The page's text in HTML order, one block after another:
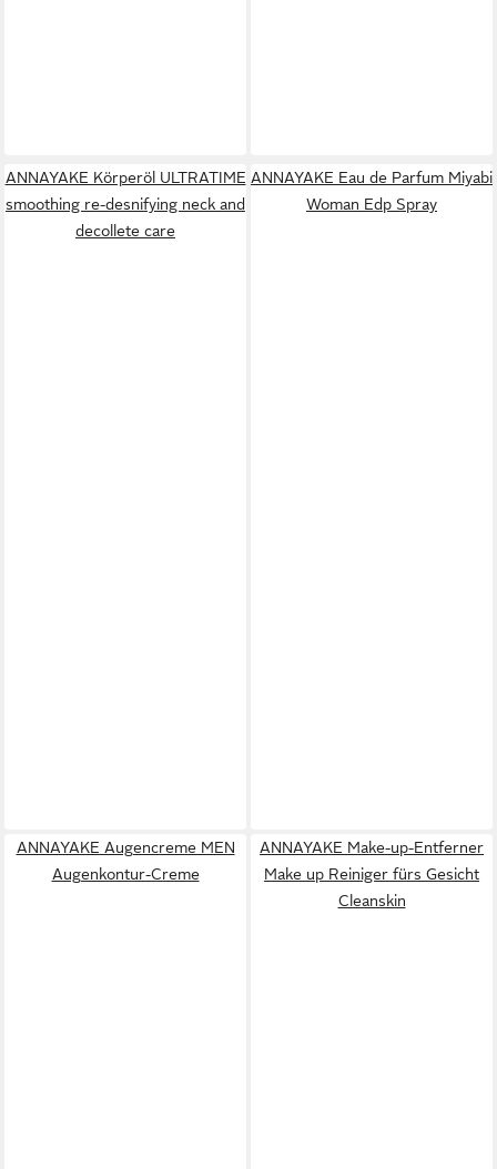
ANNAYAKE Körperöl ULTRATIME
smoothing re-desnifying neck and
decollete care
ANNAYAKE Eau de Parfum Miyabi
Woman Edp Spray
ANNAYAKE Augencreme MEN
Augenkontur-Creme
ANNAYAKE Make-up-Entferner
Make up Reiniger fürs Gesicht
Cleanskin